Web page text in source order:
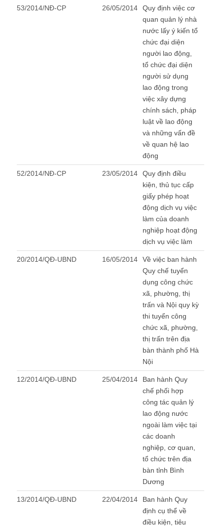
53/2014/NĐ-CP 26/05/2014
Quy định việc cơ
quan quản lý nhà
nước lấy ý kiến tổ
chức đại diện
người lao động,
tổ chức đại diện
người sử dụng
lao động trong
việc xây dựng
chính sách, pháp
luật về lao động
và những vấn đề
về quan hệ lao
động
52/2014/NĐ-CP 23/05/2014
Quy định điều
kiện, thủ tục cấp
giấy phép hoạt
động dịch vụ việc
làm của doanh
nghiệp hoạt động
dịch vụ việc làm
20/2014/QĐ-UBND 16/05/2014
Về việc ban hành
Quy chế tuyển
dụng công chức
xã, phường, thị
trấn và Nội quy kỳ
thi tuyển công
chức xã, phường,
thị trấn trên địa
bàn thành phố Hà
Nội
12/2014/QĐ-UBND 25/04/2014
Ban hành Quy
chế phối hợp
công tác quản lý
lao động nước
ngoài làm việc tại
các doanh
nghiệp, cơ quan,
tổ chức trên địa
bàn tỉnh Bình
Dương
13/2014/QĐ-UBND 22/04/2014
Ban hành Quy
định cụ thể về
điều kiện, tiêu